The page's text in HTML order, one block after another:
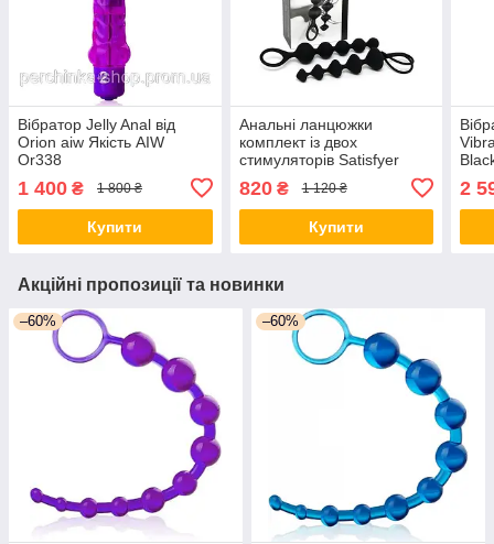
Вібратор Jelly Anal від
Orion aiw Якість AIW
Or338
1 400 ₴ 1 800 ₴
Купити
Анальні ланцюжки
комплект із двох
стимуляторів Satisfyer
Beads Black aiw Якість AIW
Or1356
820₴ 1 120 ₴
Купити
2
Акційні пропозиції та новинки
–60% –60%